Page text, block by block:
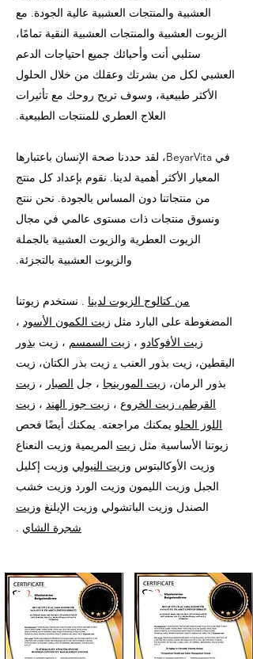
العشبية والمنتجات العشبية عالية الجودة. مع
الزيوت العشبية والمنتجات العشبية النقية تمامًا،
ستلبي أنت وأحبائك جميع احتياجات الدعم
العشبي لكل من بشرتك وعقلك من خلال الحلول
الأكثر طبيعية، وسوف تريح روحك مع تأثيرات
العلاج العطري للمنتجات الطبيعية.
في BeyarVita، لقد حددنا صحة الإنسان باعتبارها
المعيار الأكثر أهمية لدينا. نقوم بإعداد كل منتج
من منتجاتنا دون المساس بالجودة. نحن ننتج
ونسوق منتجات ذات مستوى عالمي في مجال
الزيوت العطرية والزيوت العشبية بالجملة
والزيوت العشبية بالتجزئة.
من كتالوج الزيوت لدينا . نستخدم زيوتنا
المضغوطة على البارد مثل زيت الكمون الأسود ،
زيت الأفوكادو ، زيت السمسم ، زيت بذور
اليقطين، زيت بذور العنب ، زيت بذر الكتان، زيت
بذور الرمان، زيت المورينجا ، جل الصبار ، زيت
القرطم، زيت الخروع ، زيت جوز الهند ، زيت
اللوز الحلو يمكنك مراجعته. يمكنك أيضًا فحص
زيوتنا الأساسية مثل زيت المريمية وزيت النعناع
وزيت الأوكالبتوس وزيت النيولي وزيت إكليل
الجبل وزيت الليمون وزيت الورد وزيت خشب
الصندل وزيت الباتشولي وزيت الإيلنغ وزيت
شجرة الشاي .